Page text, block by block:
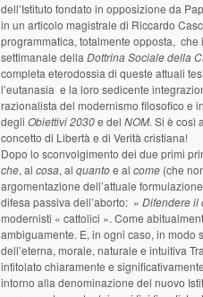
dell’Istituto fondato in opposizione da
in un articolo magistrale di Riccardo
programmatica, totalmente opposta,
settimanale della Dottrina Sociale della
completa eterodossia di queste attuali
l’eutanasia e la loro sedicente
razionalista del modernismo filosofico e
degli Obiettivi 2030e del NOM. Si è così
concetto di Libertà e di Verità cristiana!
Dopo lo sconvolgimento dei due primi
che, al cosa, al quantoe al come (che
argomentazione dell’attuale
difesa passiva dell’aborto: » Difendere il
modernisti « cattolici ». Come
ambiguamente. E, in ogni caso, in modo
dell’eterna, morale, naturale e intuitiva
intitolato chiaramente e
intorno alla denominazione del nuovo